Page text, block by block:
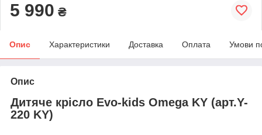
5 990 ₴
Опис Характеристики Доставка Оплата Умови
Опис
Дитяче крісло Evo-kids Omega KY (арт.Y-
220 KY)